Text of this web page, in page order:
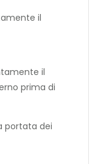
il
il
prima di
portata dei